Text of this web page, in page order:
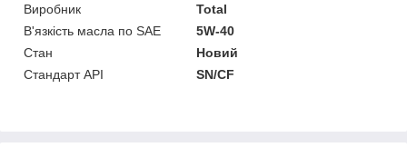
Виробник
Total
В'язкість масла по SAE
5W-40
Стан
Новий
Стандарт API
SN/CF